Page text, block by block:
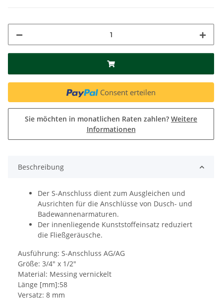
Consent erteilen
Sie möchten in monatlichen Raten zahlen? Weitere
Informationen
Beschreibung
Der S-Anschluss dient zum Ausgleichen und
Ausrichten für die Anschlüsse von Dusch- und
Badewannenarmaturen.
Der innenliegende Kunststoffeinsatz reduziert
die Fließgeräusche.
Ausführung: S-Anschluss AG/AG
Größe: 3/4" x 1/2"
Material: Messing vernickelt
Länge [mm]:58
Versatz: 8 mm